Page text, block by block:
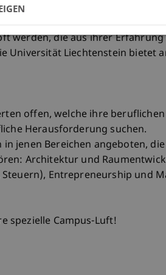
über Studium und
und Dozenten diskutiert
werden, die aus ihrer
Universität Liechtenstein bietet
offen, welche ihre
Herausforderung suchen.
jenen Bereichen angeboten,
Architektur und
Entrepreneurship und
spezielle Campus-Luft!